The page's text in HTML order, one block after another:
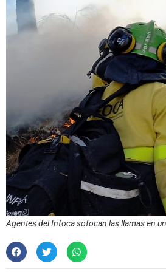
Agentes del Infoca sofocan las llamas en